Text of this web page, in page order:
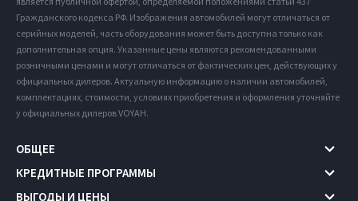
Гражданского кодекса РФ. Изображения автомобилей могут отличаться от
серийных моделей, часть оборудования может быть доступна только как
дополнительная опция. Указанные цены являются рекомендованными
розничными ценами и могут отличаться от фактических цен, действующих у
официальных дилеров. Актуальную информацию о наличии автомобилей,
комплектациях, стоимости, условиях приобретения и оформления уточняйте
у официальных дилеров VOYAH.
ОБЩЕЕ
КРЕДИТНЫЕ ПРОГРАММЫ
ВЫГОДЫ И ЦЕНЫ